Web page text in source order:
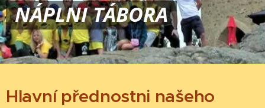
NÁPLNI TÁBORA
Hlavní přednostni našeho